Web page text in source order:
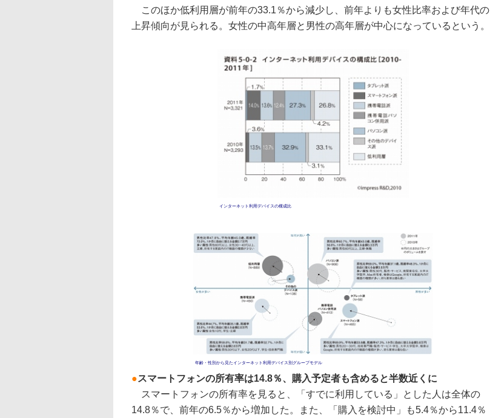
このほか低利用層が前年の33.1％から減少し、前年よりも女性比率および年代の
上昇傾向が見られる。女性の中高年層と男性の高年層が中心になっているという。
インターネット利用デバイスの構成比
年齢・性別から見たインターネット利用デバイス別グループモデル
●スマートフォンの所有率は14.8％、購入予定者も含めると半数近くに
スマートフォンの所有率を見ると、「すでに利用している」とした人は全体の
14.8％で、前年の6.5％から増加した。また、「購入を検討中」も5.4％から11.4％